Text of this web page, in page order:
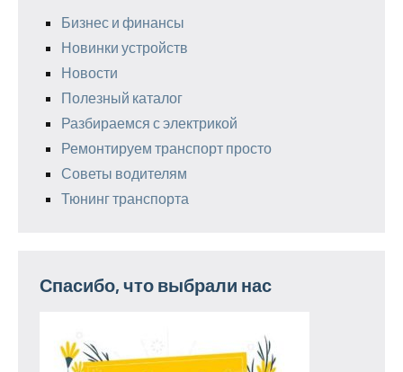
Бизнес и финансы
Новинки устройств
Новости
Полезный каталог
Разбираемся с электрикой
Ремонтируем транспорт просто
Советы водителям
Тюнинг транспорта
Спасибо, что выбрали нас